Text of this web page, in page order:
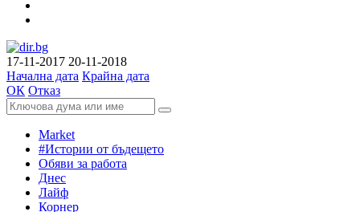
17-11-2017 20-11-2018
Начална дата Крайна дата
ОК Отказ
Market
#Истории от бъдещето
Обяви за работа
Днес
Лайф
Корнер